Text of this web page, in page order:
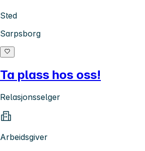
Sted
Sarpsborg
Ta plass hos oss!
Relasjonsselger
Arbeidsgiver